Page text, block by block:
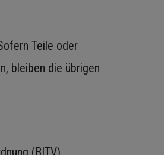
Teile oder
bleiben die übrigen